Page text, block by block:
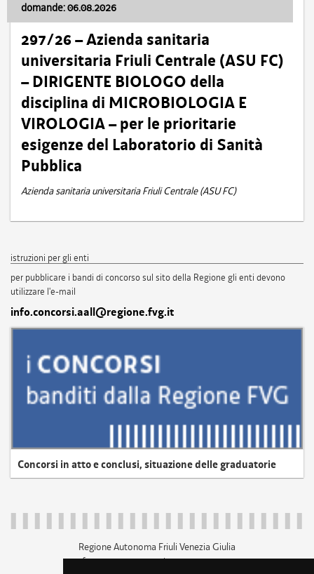
domande: 06.08.2026
297/26 – Azienda sanitaria
universitaria Friuli Centrale (ASU FC)
– DIRIGENTE BIOLOGO della
disciplina di MICROBIOLOGIA E
VIROLOGIA – per le prioritarie
esigenze del Laboratorio di Sanità
Pubblica
Azienda sanitaria universitaria Friuli Centrale (ASU FC)
istruzioni per gli enti
per pubblicare i bandi di concorso sul sito della Regione gli enti devono
utilizzare l'e-mail
info.concorsi.aall@regione.fvg.it
Concorsi in atto e conclusi, situazione delle graduatorie
Regione Autonoma Friuli Venezia Giulia
c.f. 80014930327; p.iva 00526040324